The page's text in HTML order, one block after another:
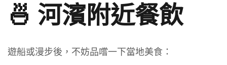
🍜 河濱附近餐飲
遊船或漫步後，不妨品嚐一下當地美食：